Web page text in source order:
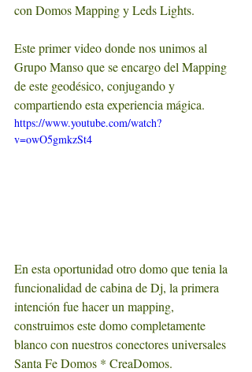
con Domos Mapping y Leds Lights.
Este primer video donde nos unimos al
Grupo Manso que se encargo del Mapping
de este geodésico, conjugando y
compartiendo esta experiencia mágica.
https://www.youtube.com/watch?
v=owO5gmkzSt4
En esta oportunidad otro domo que tenia la
funcionalidad de cabina de Dj, la primera
intención fue hacer un mapping,
construimos este domo completamente
blanco con nuestros conectores universales
Santa Fe Domos * CreaDomos.